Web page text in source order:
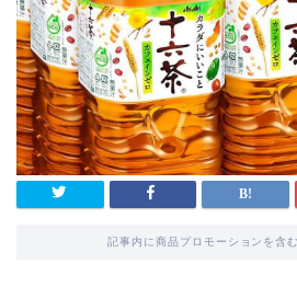
記事内に商品プロモーションを含